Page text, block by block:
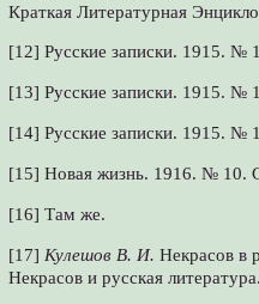
Краткая Литературная
[12] Русские записки. 1915. №
[13] Русские записки. 1915. №
[14] Русские записки. 1915. №
[15] Новая жизнь. 1916. № 10.
[16] Там же.
[17] Кулешов В. И. Некрасов в
Некрасов и русская